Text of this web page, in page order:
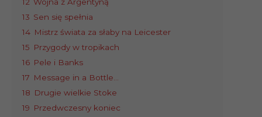
13 Sen się spełnia
14 Mistrz świata za słaby na Leicester
15 Przygody w tropikach
16 Pele i Banks
17 Message in a Bottle…
18 Drugie wielkie Stoke
19 Przedwczesny koniec